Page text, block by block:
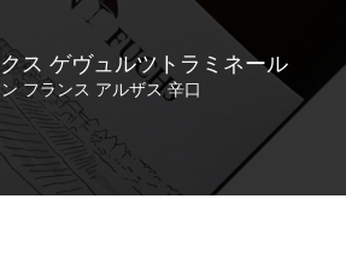
ス ゲヴュルツトラミネール
フランス アルザス 辛口